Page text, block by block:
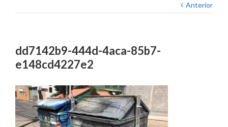
Anterior
dd7142b9-444d-4aca-85b7-
e148cd4227e2